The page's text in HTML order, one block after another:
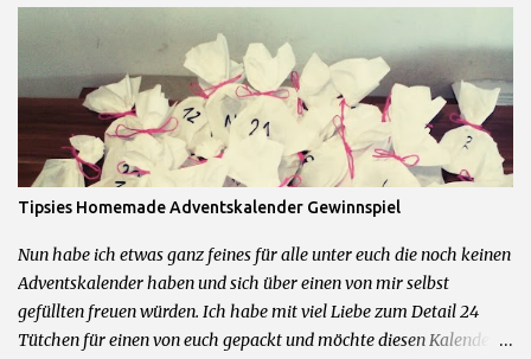
2 Gewinner Was ihr dafür tun müsst um zu gewinnen: 1.)
Kommentiere diesen Post mit dem Wunschpaket was du gerne
gewinnen möchtest 2.) Hinterlasse mir im Kommentarfeld eine
Kontaktmöglichkeit Das wars schon! Teilnahme beginnt jetzt und
endet am 09.04.2016 um 23.59Uhr. Teilnahme nur mit deutscher
Postadresse möglich. Gewinner werden über die angegebene
Kontaktmöglichkeit angeschrieben. Kein Rechtsweg und keine
Barauszahlung möglich.
Tipsies Homemade Adventskalender Gewinnspiel
Nun habe ich etwas ganz feines für alle unter euch die noch keinen
Adventskalender haben und sich über einen von mir selbst
gefüllten freuen würden. Ich habe mit viel Liebe zum Detail 24
Tütchen für einen von euch gepackt und möchte diesen Kalender